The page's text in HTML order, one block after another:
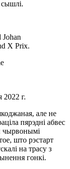
Johan
X Prix.
г.
але не
пярэдні абвес
чырвонымі
што рэстарт
на трасу з
гонкі.